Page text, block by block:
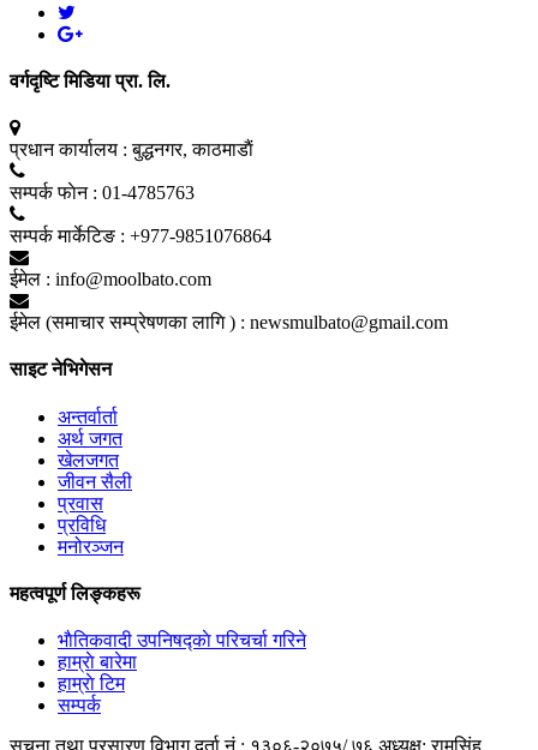
वर्गदृष्टि मिडिया प्रा. लि.
प्रधान कार्यालय : बुद्धनगर, काठमाडाैं
सम्पर्क फाेन : 01-4785763
सम्पर्क मार्केटिङ : +977-9851076864
ईमेल : info@moolbato.com
ईमेल (समाचार सम्प्रेषणका लागि ) : newsmulbato@gmail.com
साइट नेभिगेसन
अन्तर्वार्ता
अर्थ जगत
खेलजगत
जीवन सैली
प्रवास
प्रविधि
मनोरञ्जन
महत्वपूर्ण लिङ्कहरू
भाैतिकवादी उपनिषद्काे परिचर्चा गरिने
हाम्राे बारेमा
हाम्राे टिम
सम्पर्क
सूचना तथा प्रसारण विभाग दर्ता नं.: १३०६-२०७५/ ७६ अध्यक्ष: रामसिंह